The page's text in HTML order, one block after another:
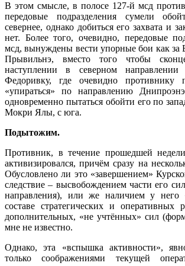
В этом смысле, в полосе 127-й мсд
передовые подразделения сумели
севернее, однако добиться его захвата и
нет. Более того, очевидно, передовые
мсд, вынуждены вести упорные бои как за
Прывильнэ, вместо того чтобы
наступлении в северном
Федоривку, где очевидно противнику
«упираться» по направлению
одновременно пытаться обойти его по
Мокри Ялы, с юга.
Подытожим.
Противник, в течение прошедшей
активизировался, причём сразу на
Обусловлено ли это «завершением»
следствие – высвобождением части его
направления), или же наличием у него
составе стратегических и оперативных
дополнительных, «не учтённых» сил
мне не известно.
Однако, эта «вспышка активности»,
только соображениями текущей